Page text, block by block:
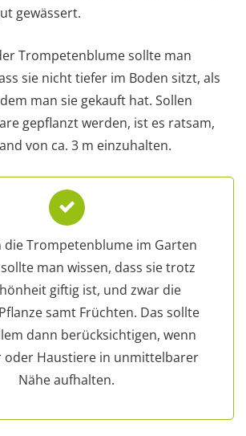
gewässert.
Trompetenblume sollte man
sie nicht tiefer im Boden sitzt, als
man sie gekauft hat. Sollen
gepflanzt werden, ist es ratsam,
von ca. 3 m einzuhalten.
die Trompetenblume im Garten
man wissen, dass sie trotz
giftig ist, und zwar die
samt Früchten. Das sollte
dann berücksichtigen, wenn
oder Haustiere in unmittelbarer
Nähe aufhalten.